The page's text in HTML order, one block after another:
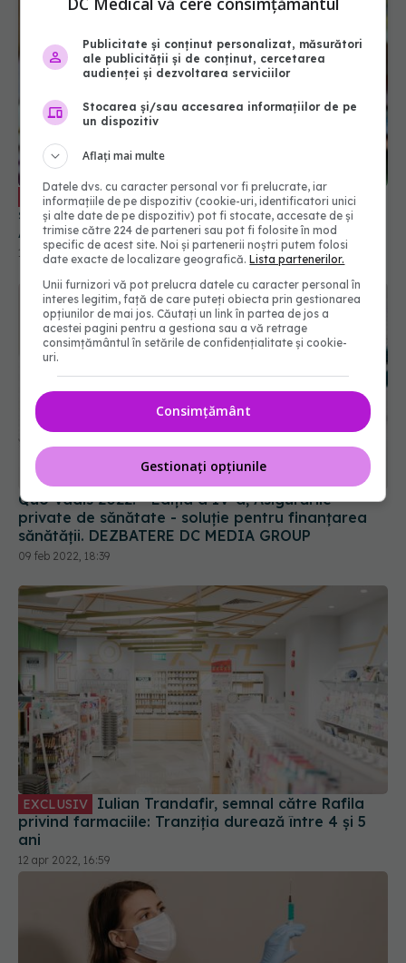
EXCLUSIV De ce sunt puține asigurări private de
sănătate în România. Nicu Marcu, președintele
Autorității de Supraveghere Financiară: educația
financiară este precară
10 feb 2022, 10:50
Quo Vadis 2022! - Ediția a IV-a, Asigurările
private de sănătate - soluție pentru finanțarea
sănătății. DEZBATERE DC MEDIA GROUP
09 feb 2022, 18:39
EXCLUSIV
privind farmaciile: Tranziția durează între 4 și 5
ani
12 apr 2022, 16:59
Publicitate și conținut personalizat, măsurători
ale publicității și de conținut, cercetarea
audienței și dezvoltarea serviciilor
Stocarea și/sau accesarea informațiilor de pe
un dispozitiv
Aflați mai multe
Datele dvs. cu caracter personal vor fi prelucrate, iar
informațiile de pe dispozitiv (cookie-uri, identificatori unici
și alte date de pe dispozitiv) pot fi stocate, accesate de și
trimise către 224 de parteneri sau pot fi folosite în mod
specific de acest site. Noi și partenerii noștri putem folosi
date exacte de localizare geografică.Lista partenerilor.
Unii furnizori vă pot prelucra datele cu caracter personal în
interes legitim, față de care puteți obiecta prin gestionarea
opțiunilor de mai jos. Căutați un link în partea de jos a
acestei pagini pentru a gestiona sau a vă retrage
consimțământul în setările de confidențialitate și cookie-
uri.
Consimțământ
Gestionați opțiunile